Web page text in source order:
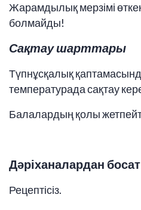
Жарамдылық мерзімі
болмайды!
Сақтау шарттары
Түпнұсқалық
температурада сақтау
Балалардың қолы
Дәріханалардан
Рецептісіз.